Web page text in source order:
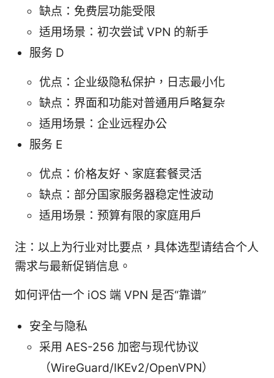
缺点：免费层功能受限
适用场景：初次尝试 VPN 的新手
服务 D
优点：企业级隐私保护，日志最小化
缺点：界面和功能对普通用户略复杂
适用场景：企业远程办公
服务 E
优点：价格友好、家庭套餐灵活
缺点：部分国家服务器稳定性波动
适用场景：预算有限的家庭用户
注：以上为行业对比要点，具体选型请结合个人
需求与最新促销信息。
如何评估一个 iOS 端 VPN 是否“靠谱”
安全与隐私
采用 AES-256 加密与现代协议
（WireGuard/IKEv2/OpenVPN）